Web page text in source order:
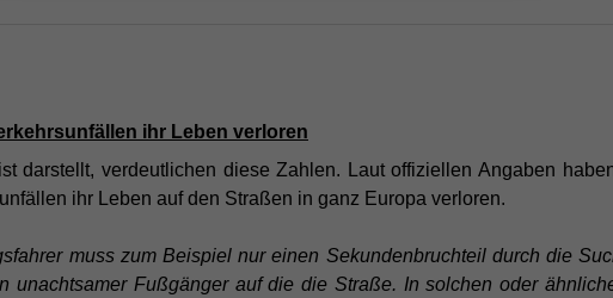
ihr Leben verloren
darstellt, verdeutlichen diese Zahlen. Laut offiziellen Angaben
ihr Leben auf den Straßen in ganz Europa verloren.
muss zum Beispiel nur einen Sekundenbruchteil durch die
unachtsamer Fußgänger auf die die Straße. In solchen oder